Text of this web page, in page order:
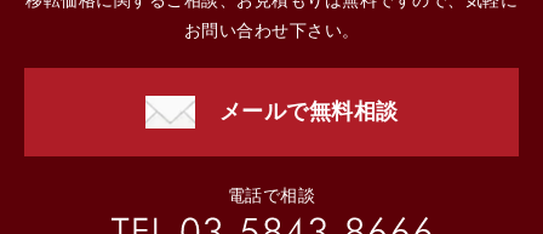
お問い合わせ下さい。
メールで無料相談
電話で相談